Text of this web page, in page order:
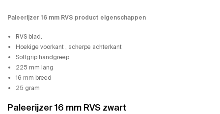
Paleerijzer 16 mm RVS product eigenschappen
RVS blad.
Hoekige voorkant , scherpe achterkant
Softgrip handgreep.
225 mm lang
16 mm breed
25 gram
Paleerijzer 16 mm RVS zwart